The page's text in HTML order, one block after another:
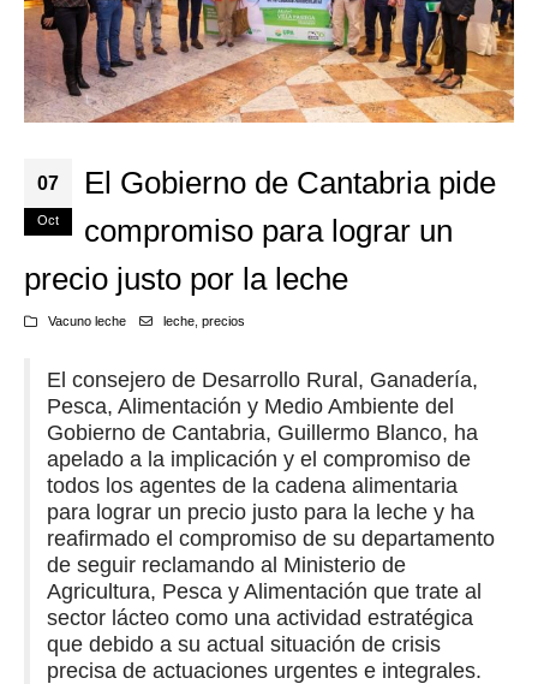
07
Oct
El Gobierno de Cantabria pide
compromiso para lograr un
precio justo por la leche
Vacuno leche leche, precios
El consejero de Desarrollo Rural, Ganadería,
Pesca, Alimentación y Medio Ambiente del
Gobierno de Cantabria, Guillermo Blanco, ha
apelado a la implicación y el compromiso de
todos los agentes de la cadena alimentaria
para lograr un precio justo para la leche y ha
reafirmado el compromiso de su departamento
de seguir reclamando al Ministerio de
Agricultura, Pesca y Alimentación que trate al
sector lácteo como una actividad estratégica
que debido a su actual situación de crisis
precisa de actuaciones urgentes e integrales.